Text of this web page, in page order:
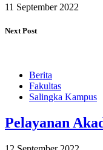
11 September 2022
Next Post
Berita
Fakultas
Salingka Kampus
Pelayanan